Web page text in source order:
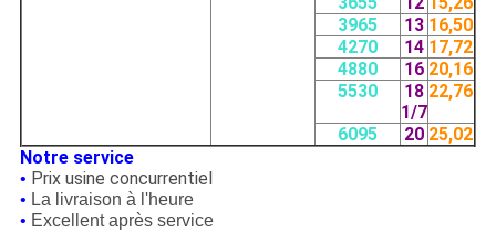
3965
13 16,50
4270
14 17,72
4880
16 20,16
5530
18
1/7
22,76
6095 20 25,02
Notre service
• Prix usine concurrentiel
• La livraison à l'heure
• Excellent après service